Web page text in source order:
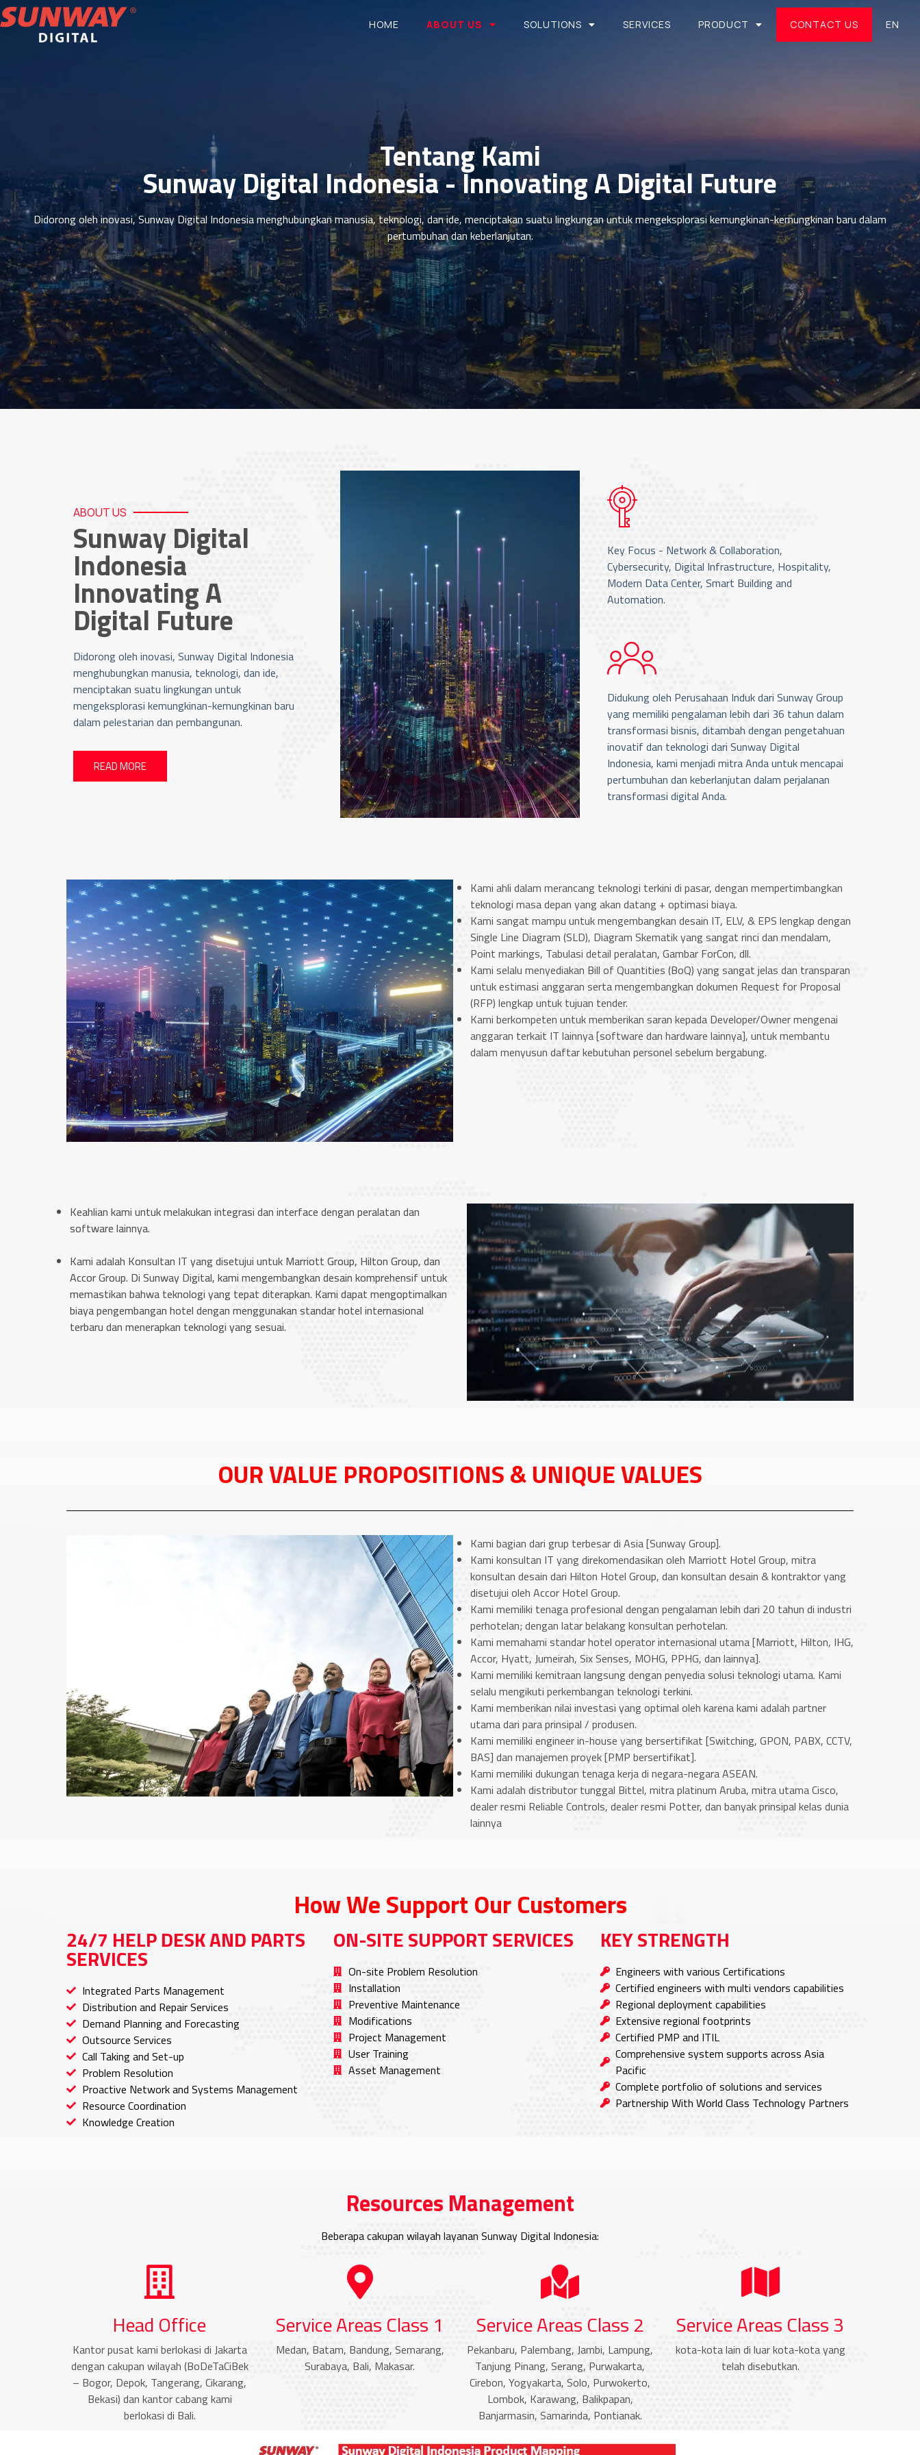
HOME ABOUT US SOLUTIONS SERVICES PRODUCT CONTACT US EN
Tentang Kami
Sunway Digital Indonesia - Innovating A Digital Future
Didorong oleh inovasi, Sunway Digital Indonesia menghubungkan manusia, teknologi, dan ide, menciptakan suatu lingkungan untuk mengeksplorasi kemungkinan-kemungkinan baru dalam
pertumbuhan dan keberlanjutan.
ABOUT US
Sunway Digital
Indonesia
Innovating A
Digital Future
Didorong oleh inovasi, Sunway Digital Indonesia
menghubungkan manusia, teknologi, dan ide,
menciptakan suatu lingkungan untuk
mengeksplorasi kemungkinan-kemungkinan baru
dalam pelestarian dan pembangunan.
READ MORE
Key Focus - Network & Collaboration,
Cybersecurity, Digital Infrastructure, Hospitality,
Modern Data Center, Smart Building and
Automation.
Didukung oleh Perusahaan Induk dari Sunway Group
yang memiliki pengalaman lebih dari 36 tahun dalam
transformasi bisnis, ditambah dengan pengetahuan
inovatif dan teknologi dari Sunway Digital
Indonesia, kami menjadi mitra Anda untuk mencapai
pertumbuhan dan keberlanjutan dalam perjalanan
transformasi digital Anda.
Kami ahli dalam merancang teknologi terkini di pasar, dengan mempertimbangkan
teknologi masa depan yang akan datang + optimasi biaya.
Kami sangat mampu untuk mengembangkan desain IT, ELV, & EPS lengkap dengan
Single Line Diagram (SLD), Diagram Skematik yang sangat rinci dan mendalam,
Point markings, Tabulasi detail peralatan, Gambar ForCon, dll.
Kami selalu menyediakan Bill of Quantities (BoQ) yang sangat jelas dan transparan
untuk estimasi anggaran serta mengembangkan dokumen Request for Proposal
(RFP) lengkap untuk tujuan tender.
Kami berkompeten untuk memberikan saran kepada Developer/Owner mengenai
anggaran terkait IT lainnya [software dan hardware lainnya], untuk membantu
dalam menyusun daftar kebutuhan personel sebelum bergabung.
Keahlian kami untuk melakukan integrasi dan interface dengan peralatan dan
software lainnya.
Kami adalah Konsultan IT yang disetujui untuk Marriott Group, Hilton Group, dan
Accor Group. Di Sunway Digital, kami mengembangkan desain komprehensif untuk
memastikan bahwa teknologi yang tepat diterapkan. Kami dapat mengoptimalkan
biaya pengembangan hotel dengan menggunakan standar hotel internasional
terbaru dan menerapkan teknologi yang sesuai.
OUR VALUE PROPOSITIONS & UNIQUE VALUES
Kami bagian dari grup terbesar di Asia [Sunway Group].
Kami konsultan IT yang direkomendasikan oleh Marriott Hotel Group, mitra
konsultan desain dari Hilton Hotel Group, dan konsultan desain & kontraktor yang
disetujui oleh Accor Hotel Group.
Kami memiliki tenaga profesional dengan pengalaman lebih dari 20 tahun di industri
perhotelan; dengan latar belakang konsultan perhotelan.
Kami memahami standar hotel operator internasional utama [Marriott, Hilton, IHG,
Accor, Hyatt, Jumeirah, Six Senses, MOHG, PPHG, dan lainnya].
Kami memiliki kemitraan langsung dengan penyedia solusi teknologi utama. Kami
selalu mengikuti perkembangan teknologi terkini.
Kami memberikan nilai investasi yang optimal oleh karena kami adalah partner
utama dari para prinsipal / produsen.
Kami memiliki engineer in-house yang bersertifikat [Switching, GPON, PABX, CCTV,
BAS] dan manajemen proyek [PMP bersertifikat].
Kami memiliki dukungan tenaga kerja di negara-negara ASEAN.
Kami adalah distributor tunggal Bittel, mitra platinum Aruba, mitra utama Cisco,
dealer resmi Reliable Controls, dealer resmi Potter, dan banyak prinsipal kelas dunia
lainnya
How We Support Our Customers
24/7 HELP DESK AND PARTS
SERVICES
Integrated Parts Management
Distribution and Repair Services
Demand Planning and Forecasting
Outsource Services
Call Taking and Set-up
Problem Resolution
Proactive Network and Systems Management
Resource Coordination
Knowledge Creation
ON-SITE SUPPORT SERVICES
On-site Problem Resolution
Installation
Preventive Maintenance
Modifications
Project Management
User Training
Asset Management
KEY STRENGTH
Engineers with various Certifications
Certified engineers with multi vendors capabilities
Regional deployment capabilities
Extensive regional footprints
Certified PMP and ITIL
Comprehensive system supports across Asia
Pacific
Complete portfolio of solutions and services
Partnership With World Class Technology Partners
Resources Management
Beberapa cakupan wilayah layanan Sunway Digital Indonesia:
Head Office
Kantor pusat kami berlokasi di Jakarta
dengan cakupan wilayah (BoDeTaCiBek
– Bogor, Depok, Tangerang, Cikarang,
Bekasi) dan kantor cabang kami
berlokasi di Bali.
Service Areas Class 1
Medan, Batam, Bandung, Semarang,
Surabaya, Bali, Makasar.
Service Areas Class 2
Pekanbaru, Palembang, Jambi, Lampung,
Tanjung Pinang, Serang, Purwakarta,
Cirebon, Yogyakarta, Solo, Purwokerto,
Lombok, Karawang, Balikpapan,
Banjarmasin, Samarinda, Pontianak.
Service Areas Class 3
kota-kota lain di luar kota-kota yang
telah disebutkan.